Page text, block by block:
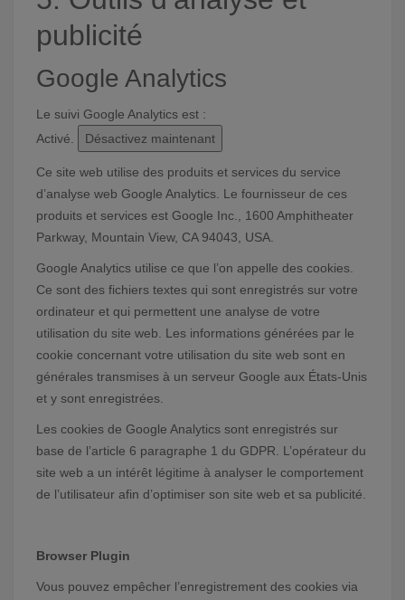
publicité
Google Analytics
Le suivi Google Analytics est :
Activé.
Désactivez maintenant
Ce site web utilise des produits et services du service
d’analyse web Google Analytics. Le fournisseur de ces
produits et services est Google Inc., 1600 Amphitheater
Parkway, Mountain View, CA 94043, USA.
Google Analytics utilise ce que l’on appelle des cookies.
Ce sont des fichiers textes qui sont enregistrés sur votre
ordinateur et qui permettent une analyse de votre
utilisation du site web. Les informations générées par le
cookie concernant votre utilisation du site web sont en
générales transmises à un serveur Google aux États-Unis
et y sont enregistrées.
Les cookies de Google Analytics sont enregistrés sur
base de l’article 6 paragraphe 1 du GDPR. L’opérateur du
site web a un intérêt légitime à analyser le comportement
de l’utilisateur afin d’optimiser son site web et sa publicité.
Browser Plugin
Vous pouvez empêcher l’enregistrement des cookies via